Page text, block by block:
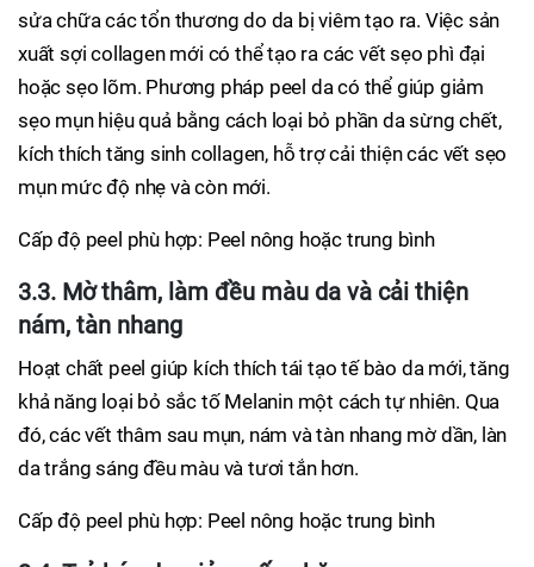
sửa chữa các tổn thương do da bị viêm tạo ra. Việc sản
xuất sợi collagen mới có thể tạo ra các vết sẹo phì đại
hoặc sẹo lõm. Phương pháp peel da có thể giúp giảm
sẹo mụn hiệu quả bằng cách loại bỏ phần da sừng chết,
kích thích tăng sinh collagen, hỗ trợ cải thiện các vết sẹo
mụn mức độ nhẹ và còn mới.
Cấp độ peel phù hợp: Peel nông hoặc trung bình
3.3. Mờ thâm, làm đều màu da và cải thiện
nám, tàn nhang
Hoạt chất peel giúp kích thích tái tạo tế bào da mới, tăng
khả năng loại bỏ sắc tố Melanin một cách tự nhiên. Qua
đó, các vết thâm sau mụn, nám và tàn nhang mờ dần, làn
da trắng sáng đều màu và tươi tắn hơn.
Cấp độ peel phù hợp: Peel nông hoặc trung bình